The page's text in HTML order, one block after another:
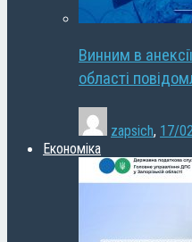
Винним в
області
zapsich, 17/
Економіка